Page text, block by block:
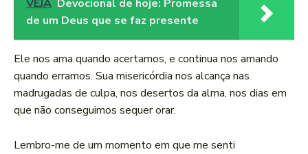
VEJA Devocional de hoje: Promessa
de um Deus que se faz presente
Ele nos ama quando acertamos, e continua nos amando
quando erramos. Sua misericórdia nos alcança nas
madrugadas de culpa, nos desertos da alma, nos dias em
que não conseguimos sequer orar.
Lembro-me de um momento em que me senti